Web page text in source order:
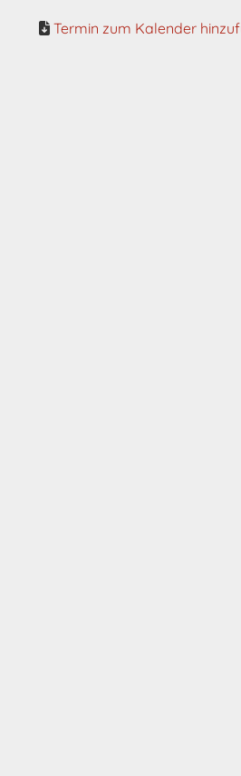
Termin zum Kalender